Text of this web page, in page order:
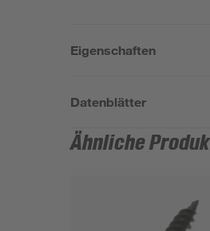
Eigenschaften
Datenblätter
Ähnliche